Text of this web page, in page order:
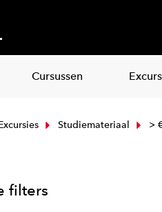
Cursussen
Studiemateriaal >
filters